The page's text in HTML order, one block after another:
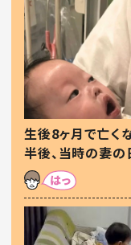
生後8ヶ月で亡
半後、当時の妻
た本音とは